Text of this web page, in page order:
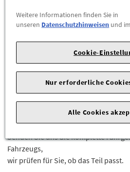
ZUM WARENKORB
Herstellerangaben:Mercedes-Benz
Tel: +49711170 |E-
dialog.mb@mercedes-benz.com|
https://www.mercedes-benz.com
Sie sind sich nicht sicher, ob das
Kein Problem.
Senden Sie uns die komplette
Fahrzeugs,
wir prüfen für Sie, ob das Teil passt.
Weitere Informationen finden Sie in
unseren Datenschutzhinweisen und im
Cookie-
Nur erforderliche
Alle Cookies